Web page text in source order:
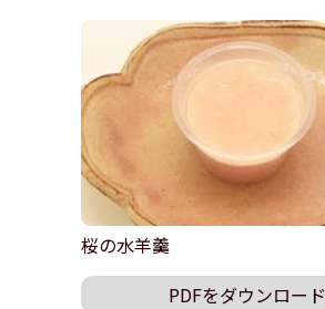
桜の水羊羹
PDFをダウンロード